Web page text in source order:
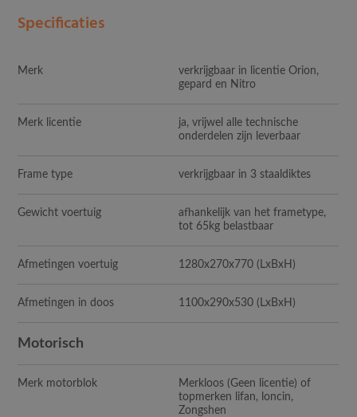
Specificaties
Merk
verkrijgbaar in licentie Orion,
gepard en Nitro
Merk licentie
ja, vrijwel alle technische
onderdelen zijn leverbaar
Frame type verkrijgbaar in 3 staaldiktes
Gewicht voertuig
afhankelijk van het frametype,
tot 65kg belastbaar
Afmetingen voertuig 1280x270x770 (LxBxH)
Afmetingen in doos 1100x290x530 (LxBxH)
Motorisch
Merk motorblok
Merkloos (Geen licentie) of
topmerken lifan, loncin,
Zongshen